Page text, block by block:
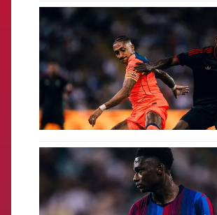
FCB Barcelona badge
FCB Barcelona badge